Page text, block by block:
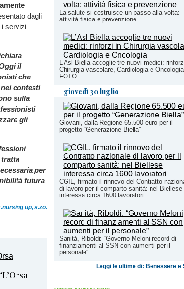
La salute si costruisce un passo alla volta:
attività fisica e prevenzione
L’Asl Biella accoglie tre nuovi medici:
Chirurgia vascolare, Cardiologia e Oncologia
FOTO
giovedì 30 luglio
Giovani, dalla Regione 65.500 euro per il
progetto “Generazione Biella”
CGIL, firmato il rinnovo del Contratto
di lavoro per il comparto sanità: nel Biellese
interessa circa 1600 lavoratori
Sanità, Riboldi: “Governo Meloni record di
finanziamenti al SSN con aumenti per il
personale”
Leggi le ultime di: Benessere e
dagli
i servizi
il
che
contesti
sulla
gli
tratta
per
futura
up, s.zo.